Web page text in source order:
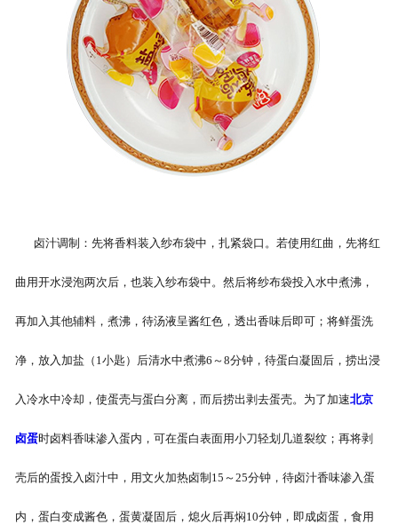
卤汁调制：先将香料装入纱布袋中，扎紧袋口。若使用红曲，先将红
曲用开水浸泡两次后，也装入纱布袋中。然后将纱布袋投入水中煮沸，
再加入其他辅料，煮沸，待汤液呈酱红色，透出香味后即可；将鲜蛋洗
净，放入加盐（1小匙）后清水中煮沸6～8分钟，待蛋白凝固后，捞出浸
入冷水中冷却，使蛋壳与蛋白分离，而后捞出剥去蛋壳。为了加速北京
卤蛋时卤料香味渗入蛋内，可在蛋白表面用小刀轻划几道裂纹；再将剥
壳后的蛋投入卤汁中，用文火加热卤制15～25分钟，待卤汁香味渗入蛋
内，蛋白变成酱色，蛋黄凝固后，熄火后再焖10分钟，即成卤蛋，食用